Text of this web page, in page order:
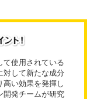
て使用されている
対して新たな成分
高い効果を発揮し
開発チームが研究